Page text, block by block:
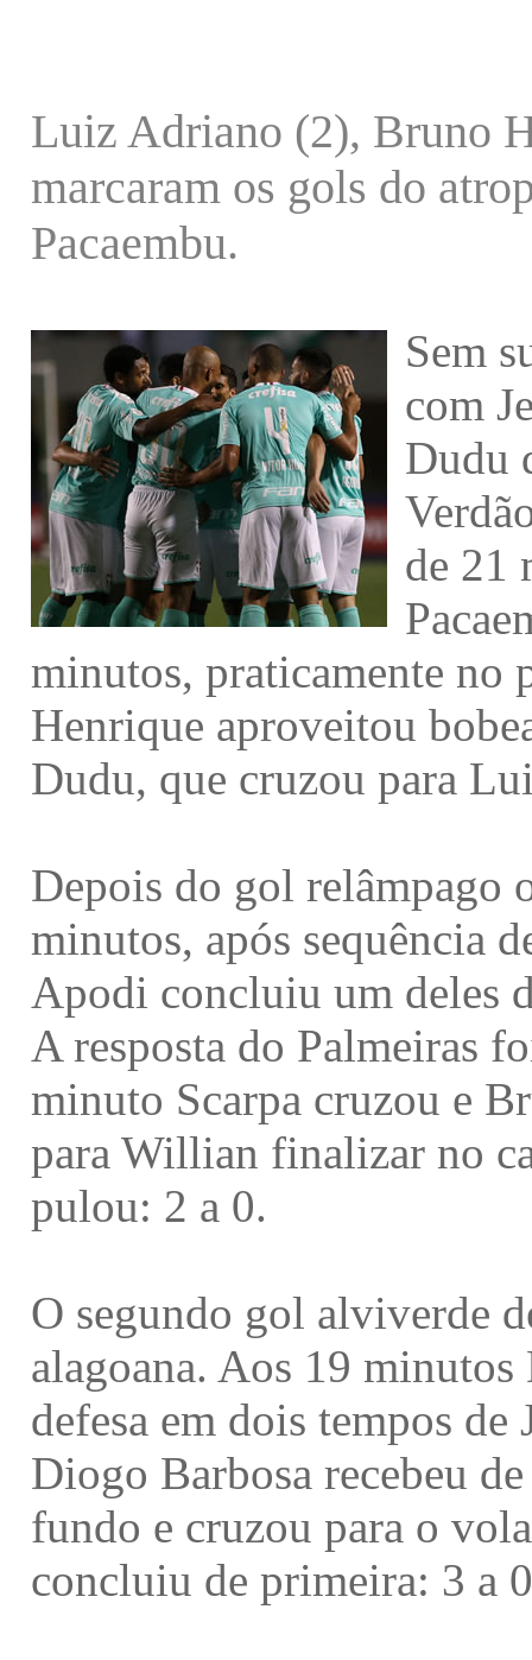
Luiz Adriano (2), Bruno
marcaram os gols do
Pacaembu.
Sem
com
Dudu
de 21
minutos, praticamente no
Henrique aproveitou
Dudu, que cruzou para
Depois do gol relâmpago
minutos, após sequência
Apodi concluiu um deles
A resposta do Palmeiras
minuto Scarpa cruzou e
para Willian finalizar no
pulou: 2 a 0.
O segundo gol alviverde
alagoana. Aos 19
defesa em dois tempos
Diogo Barbosa recebeu
fundo e cruzou para o
concluiu de primeira: 3 a